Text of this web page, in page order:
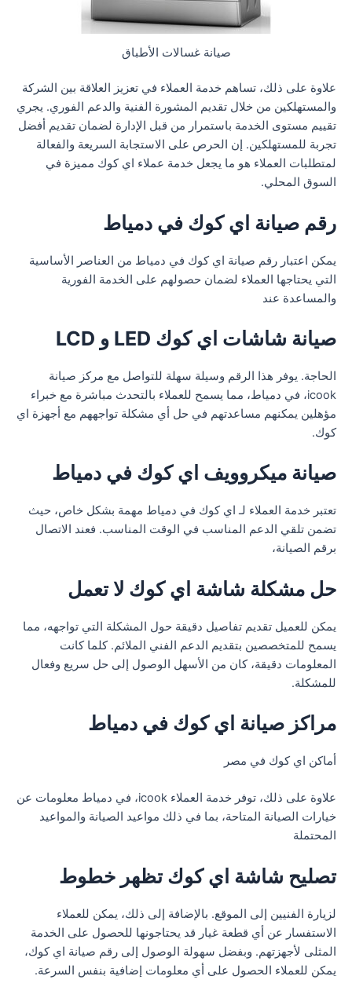
صيانة غسالات الأطباق
علاوة على ذلك، تساهم خدمة العملاء في تعزيز العلاقة بين الشركة
والمستهلكين من خلال تقديم المشورة الفنية والدعم الفوري. يجري
تقييم مستوى الخدمة باستمرار من قبل الإدارة لضمان تقديم أفضل
تجربة للمستهلكين. إن الحرص على الاستجابة السريعة والفعالة
لمتطلبات العملاء هو ما يجعل خدمة عملاء اي كوك مميزة في
السوق المحلي.
رقم صيانة اي كوك في دمياط
يمكن اعتبار رقم صيانة اي كوك في دمياط من العناصر الأساسية
التي يحتاجها العملاء لضمان حصولهم على الخدمة الفورية
والمساعدة عند
صيانة شاشات اي كوك LED و LCD
الحاجة. يوفر هذا الرقم وسيلة سهلة للتواصل مع مركز صيانة
icook، في دمياط، مما يسمح للعملاء بالتحدث مباشرة مع خبراء
مؤهلين يمكنهم مساعدتهم في حل أي مشكلة تواجههم مع أجهزة اي
كوك.
صيانة ميكروويف اي كوك في دمياط
تعتبر خدمة العملاء لـ اي كوك في دمياط مهمة بشكل خاص، حيث
تضمن تلقي الدعم المناسب في الوقت المناسب. فعند الاتصال
برقم الصيانة،
حل مشكلة شاشة اي كوك لا تعمل
يمكن للعميل تقديم تفاصيل دقيقة حول المشكلة التي تواجهه، مما
يسمح للمتخصصين بتقديم الدعم الفني الملائم. كلما كانت
المعلومات دقيقة، كان من الأسهل الوصول إلى حل سريع وفعال
للمشكلة.
مراكز صيانة اي كوك في دمياط
أماكن اي كوك في مصر
علاوة على ذلك، توفر خدمة العملاء icook، في دمياط معلومات عن
خيارات الصيانة المتاحة، بما في ذلك مواعيد الصيانة والمواعيد
المحتملة
تصليح شاشة اي كوك تظهر خطوط
لزيارة الفنيين إلى الموقع. بالإضافة إلى ذلك، يمكن للعملاء
الاستفسار عن أي قطعة غيار قد يحتاجونها للحصول على الخدمة
المثلى لأجهزتهم. وبفضل سهولة الوصول إلى رقم صيانة اي كوك،
يمكن للعملاء الحصول على أي معلومات إضافية بنفس السرعة.